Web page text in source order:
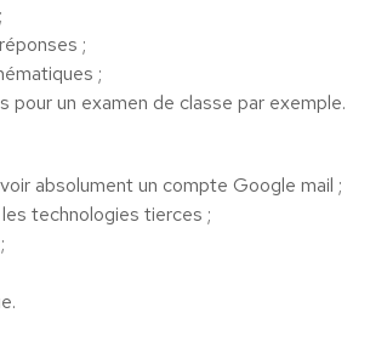
;
;
un examen de classe par exemple.
absolument un compte Google mail ;
technologies tierces ;